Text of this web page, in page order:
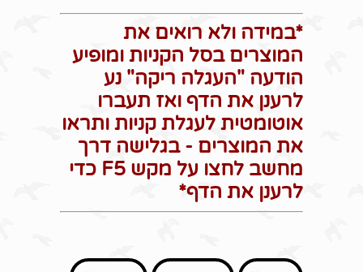
*במידה ולא רואים את
המוצרים בסל הקניות ומופיע
הודעה "העגלה ריקה" נע
לרענן את הדף ואז תעברו
אוטומטית לעגלת קניות ותראו
את המוצרים - בגלישה דרך
מחשב לחצו על מקש F5 כדי
לרענן את הדף*